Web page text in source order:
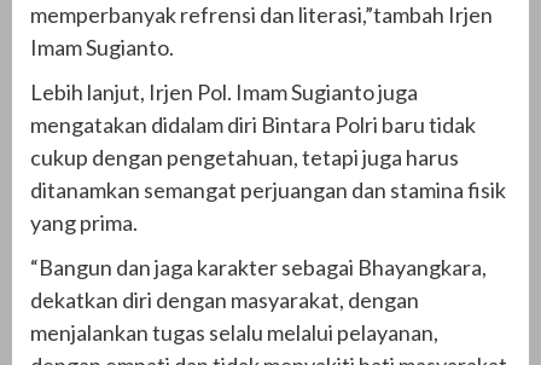
memperbanyak refrensi dan literasi,”tambah Irjen
Imam Sugianto.
Lebih lanjut, Irjen Pol. Imam Sugianto juga
mengatakan didalam diri Bintara Polri baru tidak
cukup dengan pengetahuan, tetapi juga harus
ditanamkan semangat perjuangan dan stamina fisik
yang prima.
“Bangun dan jaga karakter sebagai Bhayangkara,
dekatkan diri dengan masyarakat, dengan
menjalankan tugas selalu melalui pelayanan,